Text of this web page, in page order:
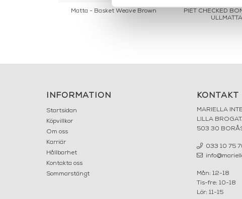
Matta - Basket Weave Brown
PIET CHECKED
ULLMATTA
INFORMATION
Startsidan
Köpvillkor
Om oss
Karriär
Hållbarhet
Kontakta oss
Sommarstängt
KONTAKT
MARIELLA
LILLA
503 30
033 10 75
Mån: 12-18
Tis-fre: 10-18
Lör: 11-15